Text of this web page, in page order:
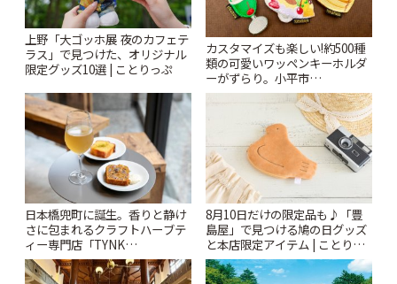
上野「大ゴッホ展 夜のカフェテ
ラス」で見つけた、オリジナル
限定グッズ10選 | ことりっぷ
カスタマイズも楽しい!約500種
類の可愛いワッペンキーホルダ
ーがずらり。小平市
「Kimamaya T&K」 | ことりっ
日本橋兜町に誕生。香りと静け
さに包まれるクラフトハーブテ
ィー専門店「TYNK
Kabutocho」 | ことりっぷ
8月10日だけの限定品も♪「豊
島屋」で見つける鳩の日グッズ
と本店限定アイテム | ことりっ
ぷ